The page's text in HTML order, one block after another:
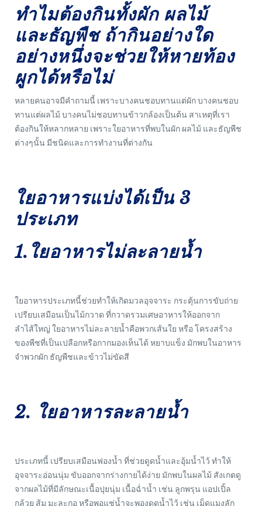
ทำไมต้องกินทั้งผัก ผลไม้
และธัญพืช ถ้ากินอย่างใด
อย่างหนึ่งจะช่วยให้หายท้อง
ผูกได้หรือไม่
หลายคนอาจมีคำถามนี้ เพราะบางคนชอบทานแต่ผัก บางคนชอบ
ทานแต่ผลไม้ บางคนไม่ชอบทานข้าวกล้องเป็นต้น สาเหตุที่เรา
ต้องกินให้หลากหลาย เพราะใยอาหารที่พบในผัก ผลไม้ และธัญพืช
ต่างๆนั้น มีชนิดและการทำงานที่ต่างกัน
ใยอาหารแบ่งได้เป็น 3
ประเภท
1.ใยอาหารไม่ละลายน้ำ
ใยอาหารประเภทนี้ช่วยทำให้เกิดมวลอุจจาระ กระตุ้นการขับถ่าย
เปรียบเสมือนเป็นไม้กวาด ที่กวาดรวมเศษอาหารให้ออกจาก
ลำไส้ใหญ่ ใยอาหารไม่ละลายน้ำคือพวกเส้นใย หรือ โครงสร้าง
ของพืชที่เป็นเปลือกหรือกากมองเห็นได้ หยาบแข็ง มักพบในอาหาร
จำพวกผัก ธัญพืชและข้าวไม่ขัดสี
2. ใยอาหารละลายน้ำ
ประเภทนี้ เปรียบเสมือนฟองน้ำ ที่ช่วยดูดน้ำและอุ้มน้ำไว้ ทำให้
อุจจาระอ่อนนุ่ม ขับออกจากร่างกายได้ง่าย มักพบในผลไม้ สังเกตดู
จากผลไม้ที่มีลักษณะเนื้อปุยนุ่ม เนื้อฉ่ำน้ำ เช่น ลูกพรุน แอปเปิ้ล
กล้วย ส้ม มะละกอ หรือพอแช่น้ำจะพองดูดน้ำไว้ เช่น เม็ดแมงลัก